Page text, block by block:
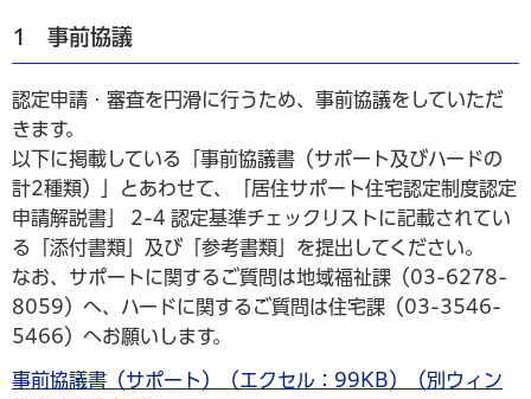
1 事前協議
認定申請・審査を円滑に行うため、事前協議をしていただ
きます。
以下に掲載している「事前協議書（サポート及びハードの
計2種類）」とあわせて、「居住サポート住宅認定制度認定
申請解説書」 2-4 認定基準チェックリストに記載されてい
る「添付書類」及び「参考書類」を提出してください。
なお、サポートに関するご質問は地域福祉課（03-6278-
8059）へ、ハードに関するご質問は住宅課（03-3546-
5466）へお願いします。
事前協議書（サポート）（エクセル：99KB）（別ウィン